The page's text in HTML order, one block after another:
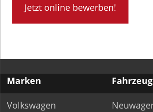
Jetzt online bewerben!
Marken
Volkswagen